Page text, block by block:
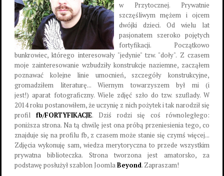
w Przytocznej. Prywatnie
szczęśliwym mężem i ojcem
dwójki dzieci. Od wielu lat
pasjonatem szeroko pojętych
fortyfikacji. Początkowo
bunkrowiec, którego interesowały "jedynie" tzw. "doły". Z czasem
moje zainteresowanie wzbudziły konstrukcje naziemne, zacząłem
poznawać kolejne linie umocnień, szczegóły konstrukcyjne,
gromadziłem literaturę... Wiernym towarzyszem był mi (i
jest!) aparat fotograficzny. Wiele zdjęć szło do tzw. szuflady. W
2014 roku postanowiłem, że uczynię z nich pożytek i tak narodził się
profil fb/FORTYFIKACJE. Dziś rodzi się coś równoległego:
poniższa strona. Na tą chwilę jest ona próbą przeniesienia tego, co
znajduje się na profilu fb, z czasem może stanie się czymś więcej...
Zdjęcia wykonuję sam, wiedza merytoryczna to przede wszystkim
prywatna biblioteczka. Strona tworzona jest amatorsko, za
podstawę posłużył szablon JoomlaBeyond. Zapraszam!